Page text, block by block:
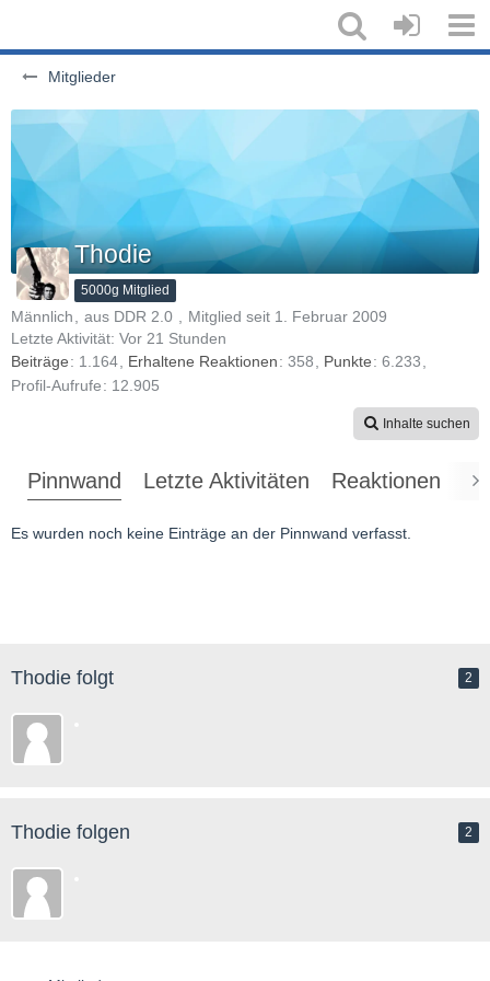
Mitglieder
Thodie
5000g Mitglied
Männlich aus DDR 2.0
Mitglied seit 1. Februar 2009
Letzte Aktivität: Vor 21 Stunden
Beiträge
1.164 Erhaltene Reaktionen 358 Punkte
6.233
Profil-Aufrufe
12.905
Inhalte suchen
Pinnwand Letzte Aktivitäten Reaktionen
Es wurden noch keine Einträge an der Pinnwand verfasst.
Thodie folgt 2
Thodie folgen 2